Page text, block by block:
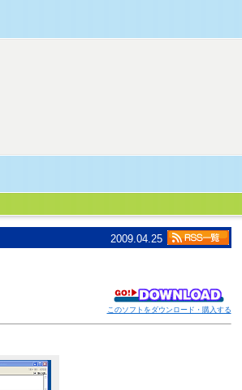
2009.04.25
このソフトをダウンロード・購入する